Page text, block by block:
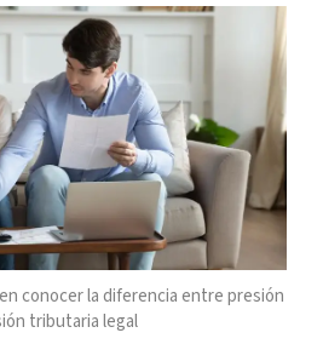
conocer la diferencia entre presión
tributaria legal